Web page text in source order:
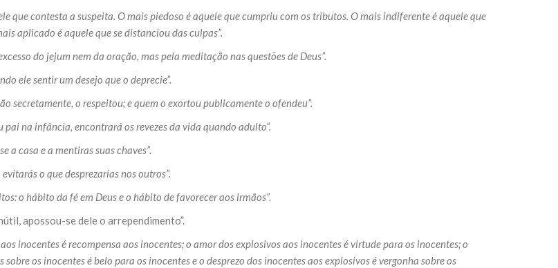
que contesta a suspeita. O mais piedoso é aquele que cumpriu com os tributos. O mais indiferente é aquele que
aplicado é aquele que se distanciou das culpas”.
do jejum nem da oração, mas pela meditação nas questões de Deus”.
ele sentir um desejo que o deprecie”.
secretamente, o respeitou; e quem o exortou publicamente o ofendeu”.
pai na infância, encontrará os revezes da vida quando adulto”.
a casa e a mentiras suas chaves”.
o que desprezarias nos outros”.
o hábito da fé em Deus e o hábito de favorecer aos irmãos”.
apossou-se dele o arrependimento”.
inocentes é recompensa aos inocentes; o amor dos explosivos aos inocentes é virtude para os inocentes; o
sobre os inocentes é belo para os inocentes e o desprezo dos inocentes aos explosivos é vergonha sobre os